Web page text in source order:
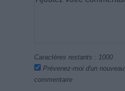
Caractères restants : 1000
Prévenez-moi d'un nouveau
commentaire